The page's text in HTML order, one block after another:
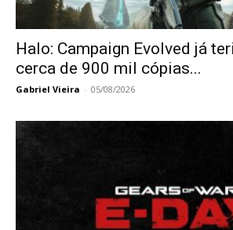
Halo: Campaign Evolved já
cerca de 900 mil cópias...
Gabriel Vieira - 05/08/2026